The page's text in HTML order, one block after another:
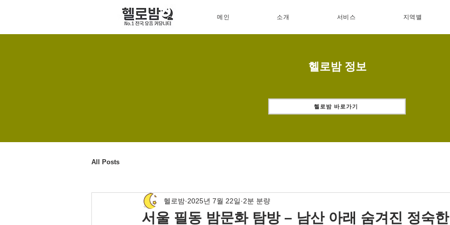
메인 소개 서비스 지역별
헬로밤 정보
헬로밤 바로가기
All Posts
서울 필동 밤문화 탐방 – 남산 아래 숨겨진 정숙
헬로밤 2025년 7월 22일 2분 분량